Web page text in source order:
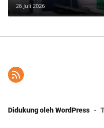
Pendidikan Mengemuka
26 Juli 2026
Didukung oleh WordPress -